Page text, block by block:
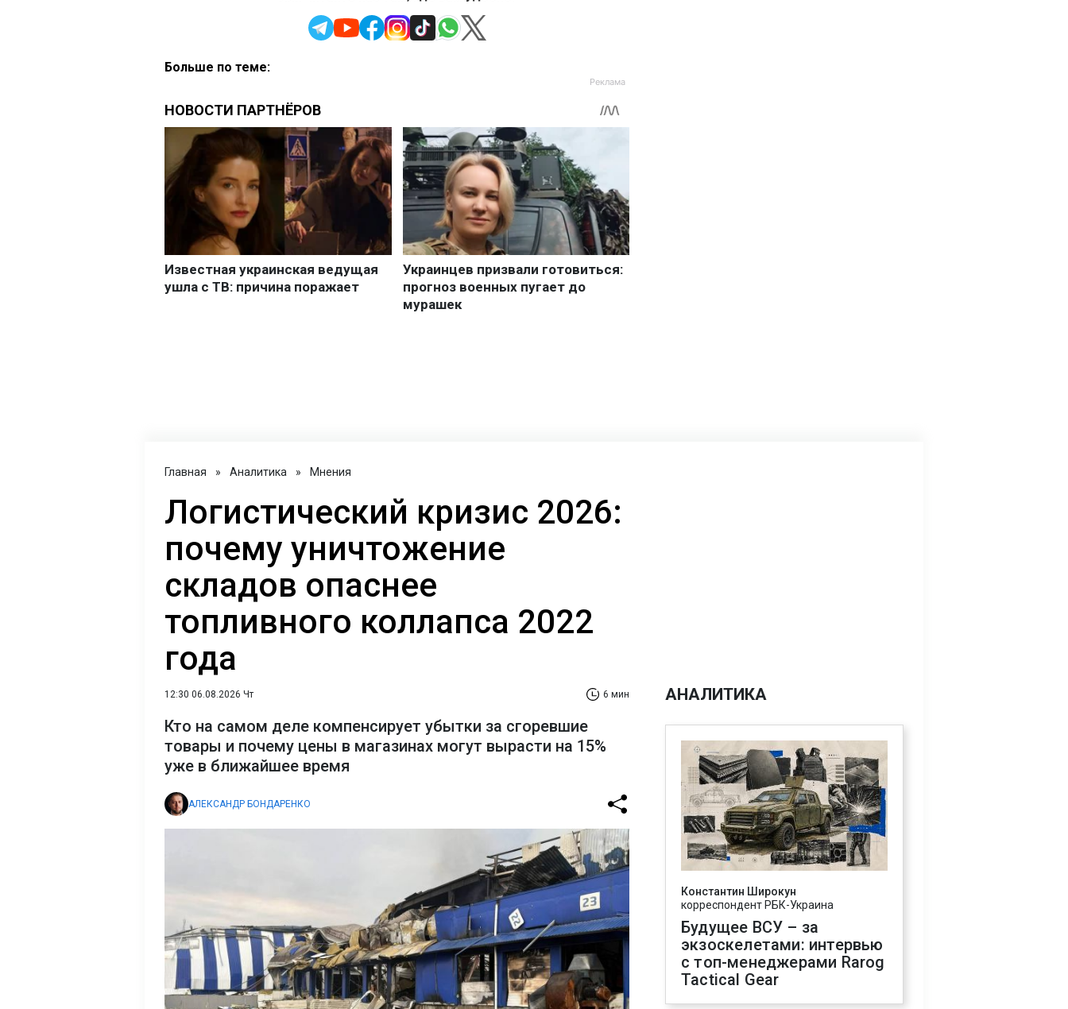
Больше по теме:
Главная » Аналитика » Мнения
Логистический кризис 2026:
почему уничтожение
складов опаснее
топливного коллапса 2022
года
12:30 06.08.2026 Чт 6 мин
Кто на самом деле компенсирует убытки за сгоревшие
товары и почему цены в магазинах могут вырасти на 15%
уже в ближайшее время
АЛЕКСАНДР БОНДАРЕНКО
АНАЛИТИКА
Константин Широкун
корреспондент РБК-Украина
Будущее ВСУ – за
экзоскелетами: интервью
с топ-менеджерами Rarog
Tactical Gear